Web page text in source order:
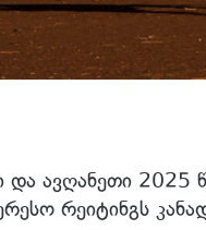
და ავღანეთი 2025
რეიტინგს